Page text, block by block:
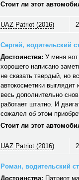
Стоит ли этот
UAZ Patriot (2016)
Сергей, водительский
Достоинства: У меня вот
хорошего написано
не сказать твердый, но
автокосметики выглядит
весь дополнительно
работает штатно. И
сожалел об этом
Стоит ли этот
UAZ Patriot (2016)
Роман, водительский
Достоинства: Патриот